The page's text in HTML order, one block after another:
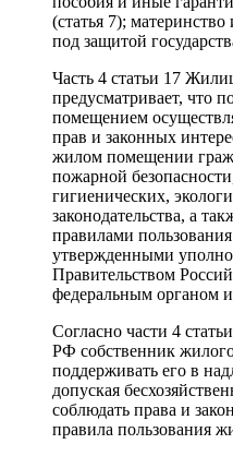
(статья 7); материнство
под защитой
Часть 4 статьи 17
предусматривает, что
помещением
прав и законных
жилом помещении
пожарной
гигиенических,
законодательства, а
правилами
утвержденными
Правительством
федеральным органом
Согласно части 4
РФ собственник
поддерживать его в
допуская
соблюдать права и
правила пользования